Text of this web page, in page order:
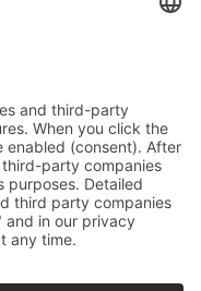
FF Geng